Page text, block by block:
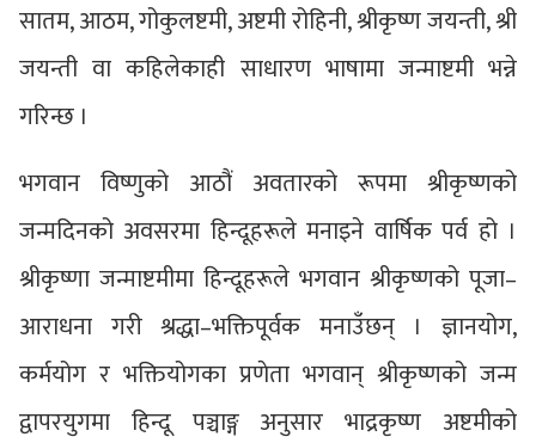
सातम, आठम, गोकुलष्टमी, अष्टमी रोहिनी, श्रीकृष्ण जयन्ती, श्री
जयन्ती वा कहिलेकाही साधारण भाषामा जन्माष्टमी भन्ने
गरिन्छ ।
भगवान विष्णुको आठौं अवतारको रूपमा श्रीकृष्णको
जन्मदिनको अवसरमा हिन्दूहरूले मनाइने वार्षिक पर्व हो ।
श्रीकृष्णा जन्माष्टमीमा हिन्दूहरूले भगवान श्रीकृष्णको पूजा–
आराधना गरी श्रद्धा–भक्तिपूर्वक मनाउँछन् । ज्ञानयोग,
कर्मयोग र भक्तियोगका प्रणेता भगवान् श्रीकृष्णको जन्म
द्वापरयुगमा हिन्दू पञ्चाङ्ग अनुसार भाद्रकृष्ण अष्टमीको